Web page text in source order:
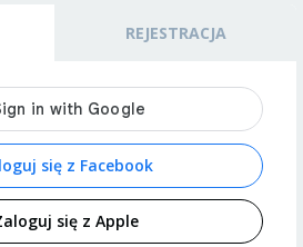
REJESTRACJA
się z Facebook
się z Apple